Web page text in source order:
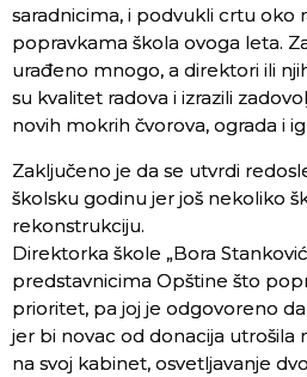
saradnicima, i podvukli crtu oko
popravkama škola ovoga leta.
urađeno mnogo, a direktori ili
su kvalitet radova i izrazili
novih mokrih čvorova, ograda i
Zaključeno je da se utvrdi
školsku godinu jer još nekoliko
rekonstrukciju.
Direktorka škole „Bora
predstavnicima Opštine što
prioritet, pa joj je odgovoreno
jer bi novac od donacija utrošila
na svoj kabinet, osvetljavanje